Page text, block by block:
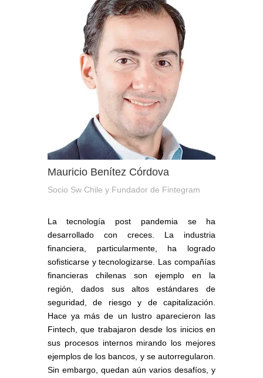
Mauricio Benítez Córdova
Socio Sw Chile y Fundador de Fintegram
La tecnología post pandemia se ha
desarrollado con creces. La industria
financiera, particularmente, ha logrado
sofisticarse y tecnologizarse. Las compañías
financieras chilenas son ejemplo en la
región, dados sus altos estándares de
seguridad, de riesgo y de capitalización.
Hace ya más de un lustro aparecieron las
Fintech, que trabajaron desde los inicios en
sus procesos internos mirando los mejores
ejemplos de los bancos, y se autorregularon.
Sin embargo, quedan aún varios desafíos, y